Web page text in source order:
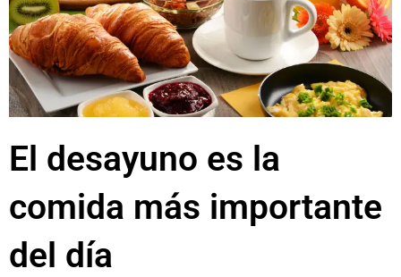
El desayuno es la
comida más importante
del día